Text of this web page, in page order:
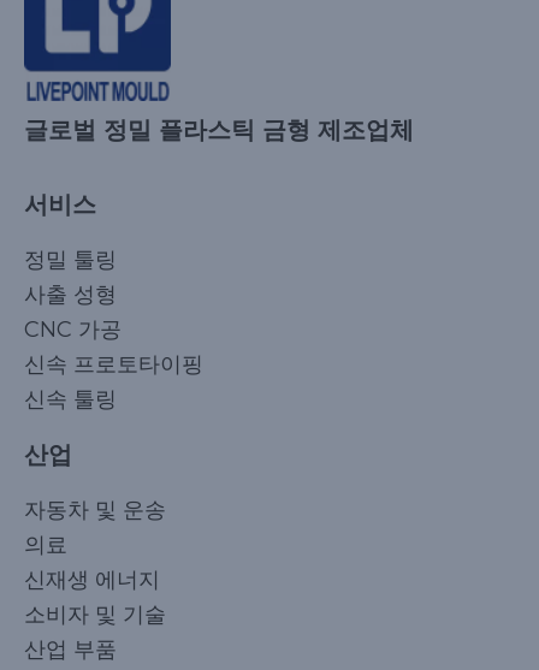
글로벌 정밀 플라스틱 금형 제조업체
서비스
정밀 툴링
사출 성형
CNC 가공
신속 프로토타이핑
신속 툴링
산업
자동차 및 운송
의료
신재생 에너지
소비자 및 기술
산업 부품